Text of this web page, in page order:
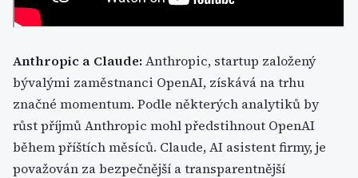
Anthropic a Claude: Anthropic, startup založený
bývalými zaměstnanci OpenAI, získává na trhu
značné momentum. Podle některých analytiků by
růst příjmů Anthropic mohl předstihnout OpenAI
během příštích měsíců. Claude, AI asistent firmy, je
považován za bezpečnější a transparentnější